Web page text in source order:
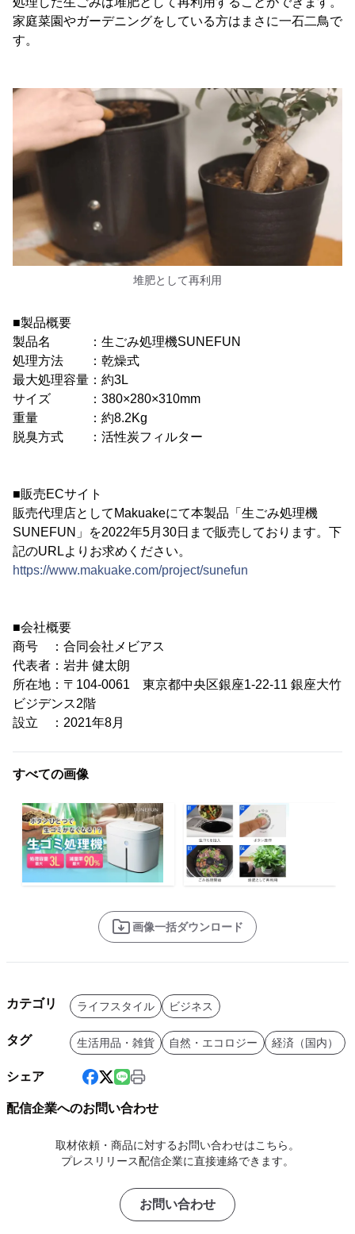
家庭菜園やガーデニングをしている方はまさに一石二鳥で
す。
堆肥として再利用
■製品概要
製品名 ：生ごみ処理機SUNEFUN
処理方法 ：乾燥式
最大処理容量：約3L
サイズ ：380×280×310mm
重量 ：約8.2Kg
脱臭方式 ：活性炭フィルター
■販売ECサイト
販売代理店としてMakuakeにて本製品「生ごみ処理機
SUNEFUN」を2022年5月30日まで販売しております。下
記のURLよりお求めください。
https://www.makuake.com/project/sunefun
■会社概要
商号 ：合同会社メビアス
代表者：岩井 健太朗
所在地：〒104-0061 東京都中央区銀座1-22-11 銀座大竹
ビジデンス2階
設立 ：2021年8月
すべての画像
画像一括ダウンロード
カテゴリ ライフスタイル ビジネス
タグ 生活用品・雑貨 自然・エコロジー 経済（国内）
シェア
配信企業へのお問い合わせ
取材依頼・商品に対するお問い合わせはこちら。
プレスリリース配信企業に直接連絡できます。
お問い合わせ